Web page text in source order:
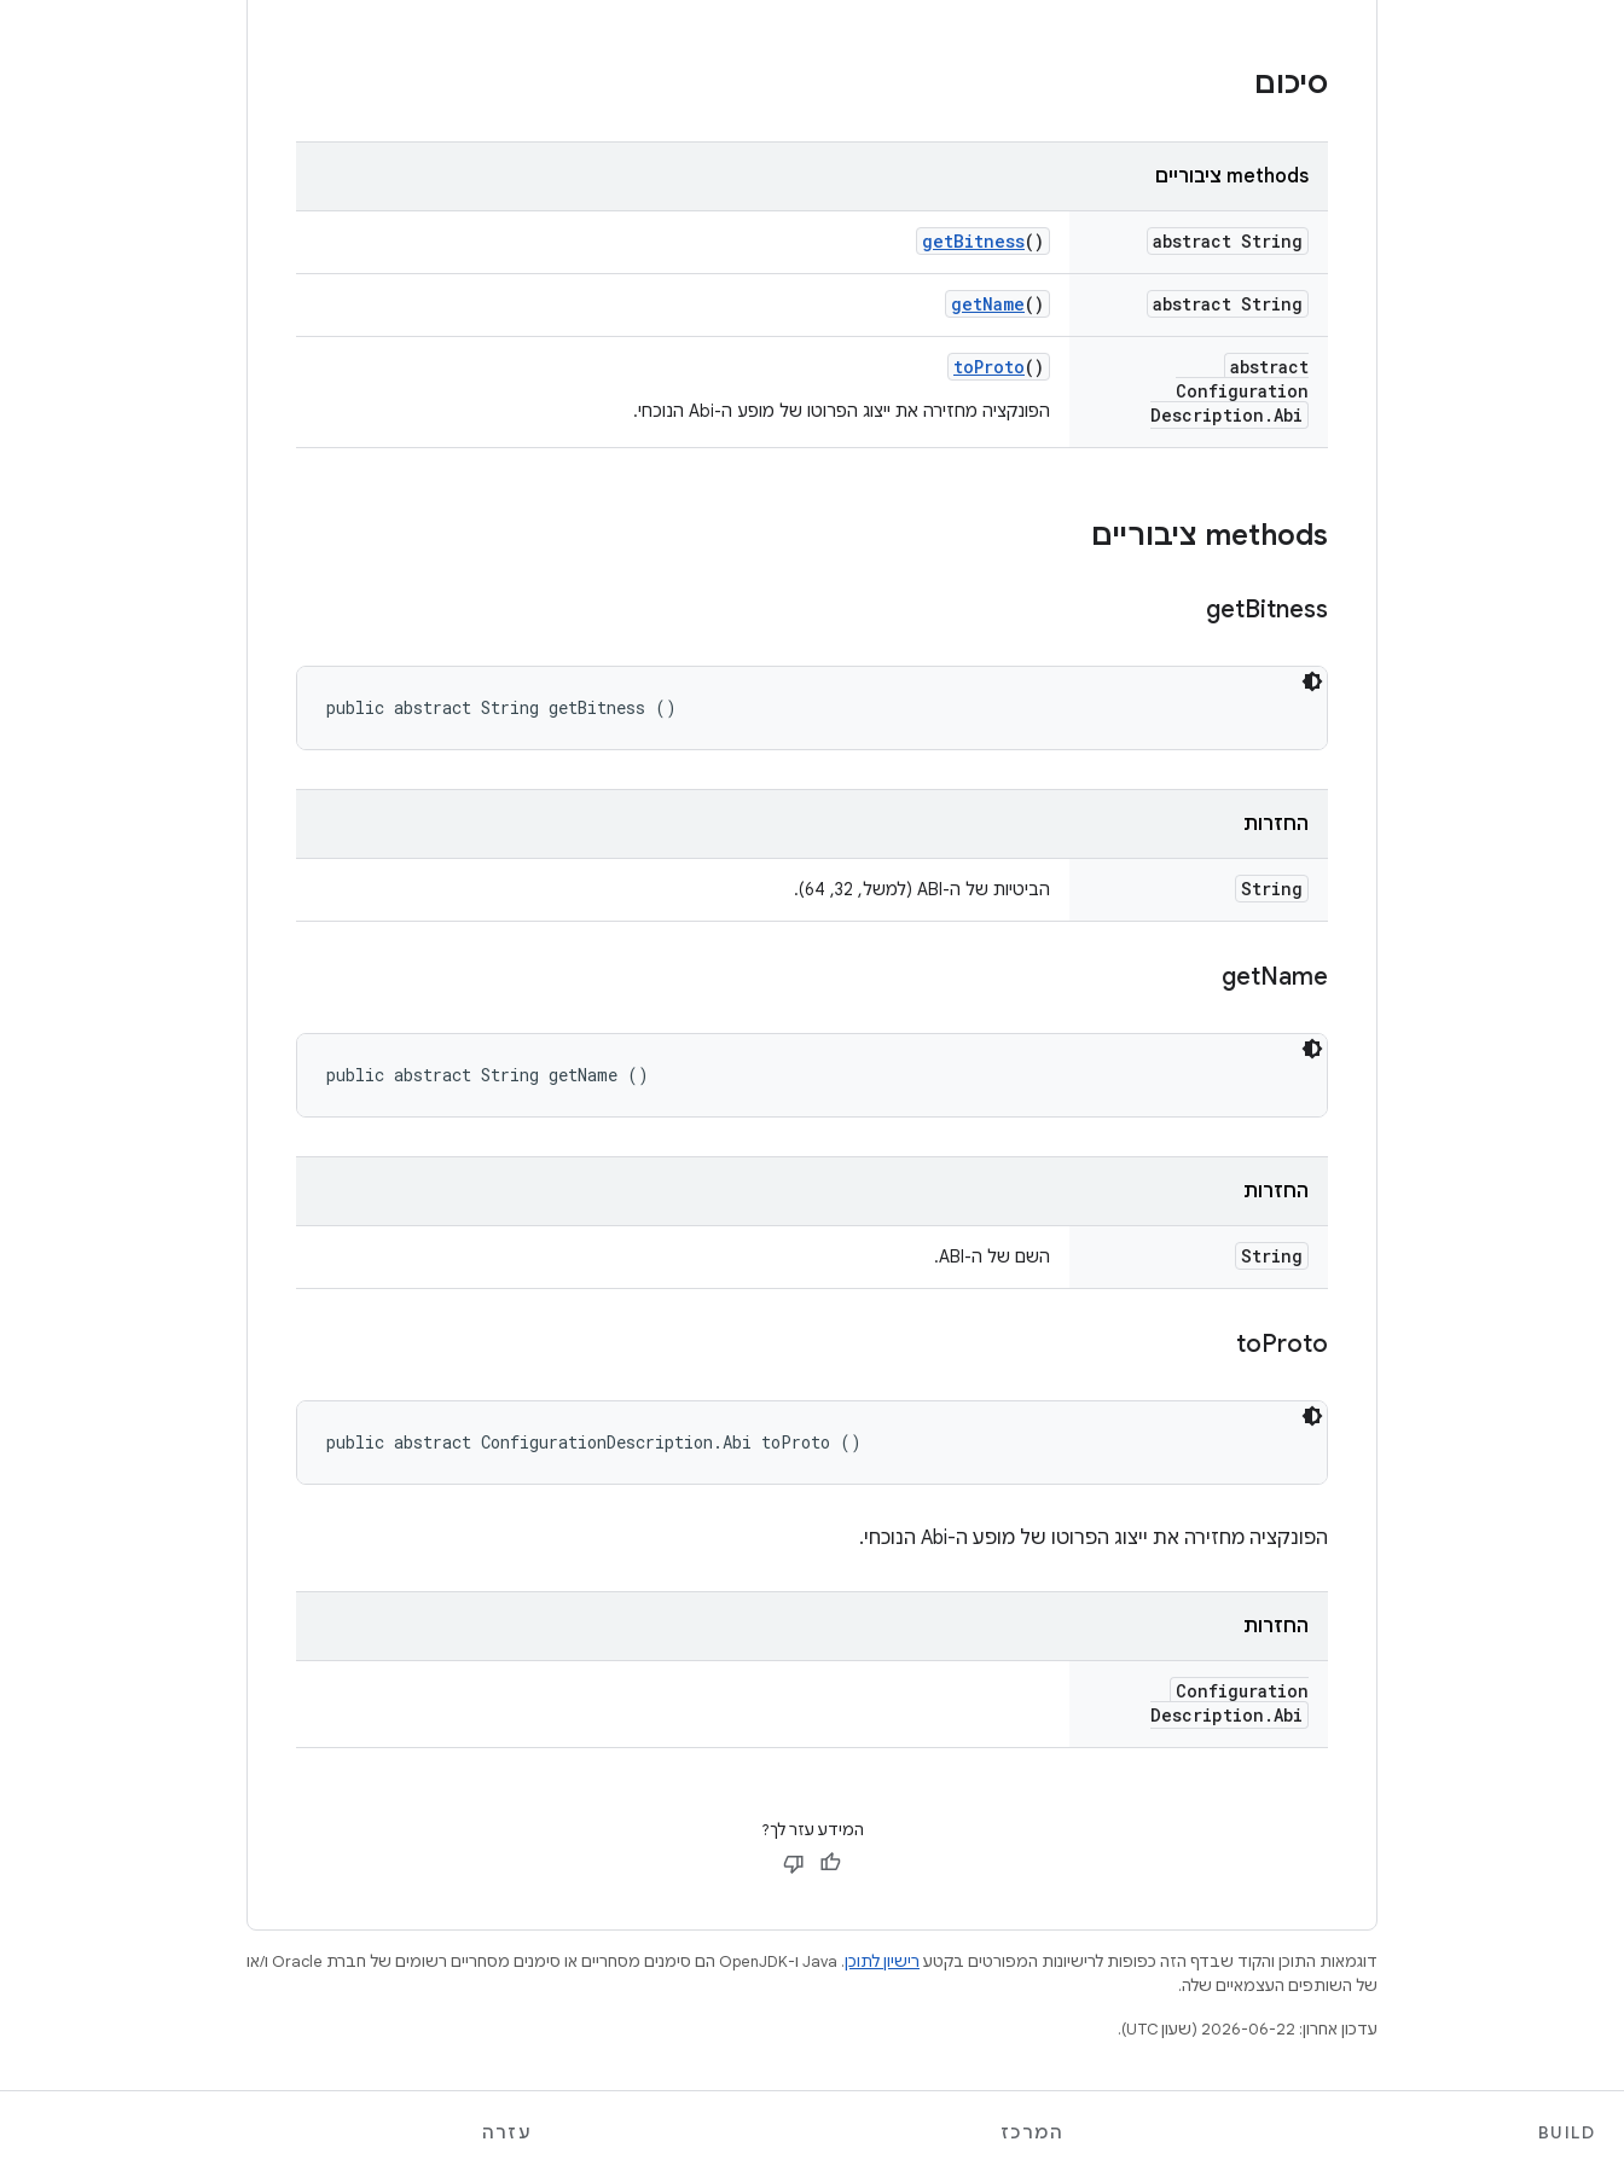
סיכום
‫methods ציבוריים
abstract String
getBitness()
abstract String
getName()
abstract
Configuration
Description .Abi
toProto()
הפונקציה מחזירה את ייצוג הפרוטו של מופע ה-Abi הנוכחי.
‫methods ציבוריים
getBitness
public abstract String getBitness ()
החזרות
String הביטיות של ה-ABI (למשל, ‫32, 64).
getName
public abstract String getName ()
החזרות
String השם של ה-ABI.
toProto
public abstract ConfigurationDescription.Abi toProto ()
הפונקציה מחזירה את ייצוג הפרוטו של מופע ה-Abi הנוכחי.
החזרות
Configuration
Description .Abi
המידע עזר לך?
דוגמאות התוכן והקוד שבדף הזה כפופות לרישיונות המפורטים בקטע רישיון לתוכן
.‏ Java ו-OpenJDK הם סימנים מסחריים או סימנים מסחריים רשומים של חברת Oracle ו/או
של השותפים העצמאיים שלה.
עדכון אחרון: 2026-06-22 (שעון UTC).
BUILD
המרכז
עזרה